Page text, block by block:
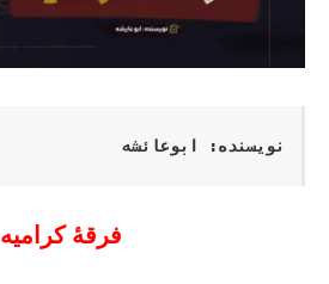
نویسنده: ابوعائشه
فرقۀ کرامیه